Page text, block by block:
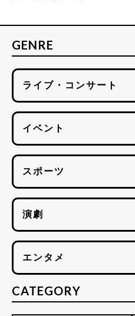
GENRE
ライブ・コンサート
イベント
スポーツ
演劇
エンタメ
CATEGORY